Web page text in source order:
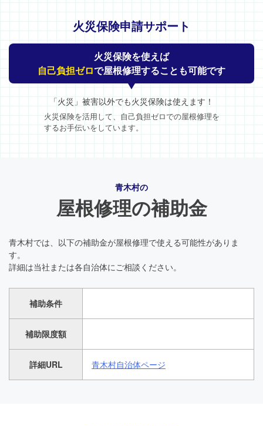
火災保険申請サポート
火災保険を使えば
自己負担ゼロで屋根修理することも可能です
「火災」被害以外でも火災保険は使えます！
火災保険を活用して、自己負担ゼロでの屋根修理を
するお手伝いをしています。
青木村の
屋根修理の補助金
青木村では、以下の補助金が屋根修理で使える可能性がありま
す。
詳細は当社または各自治体にご相談ください。
補助条件
補助限度額
詳細URL 青木村自治体ページ